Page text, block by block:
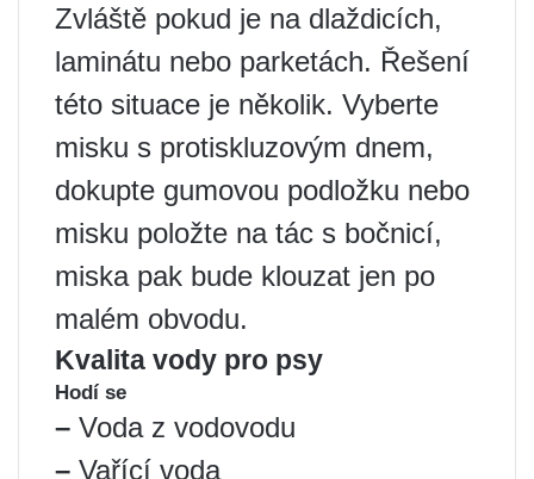
Zvláště pokud je na dlaždicích,
laminátu nebo parketách. Řešení
této situace je několik. Vyberte
misku s protiskluzovým dnem,
dokupte gumovou podložku nebo
misku položte na tác s bočnicí,
miska pak bude klouzat jen po
malém obvodu.
Kvalita vody pro psy
Hodí se
– Voda z vodovodu
– Vařící voda